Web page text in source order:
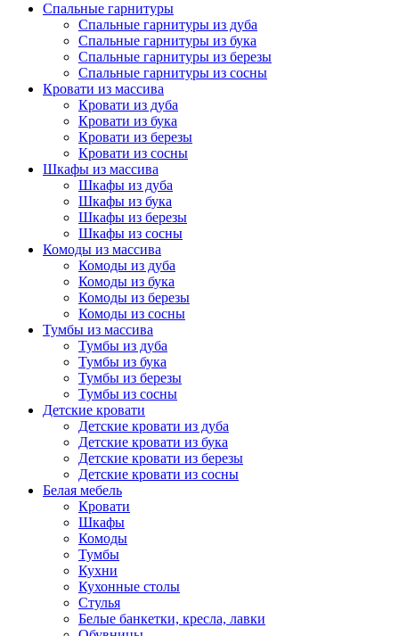
Спальные гарнитуры
Спальные гарнитуры из дуба
Спальные гарнитуры из бука
Спальные гарнитуры из березы
Спальные гарнитуры из сосны
Кровати из массива
Кровати из дуба
Кровати из бука
Кровати из березы
Кровати из сосны
Шкафы из массива
Шкафы из дуба
Шкафы из бука
Шкафы из березы
Шкафы из сосны
Комоды из массива
Комоды из дуба
Комоды из бука
Комоды из березы
Комоды из сосны
Тумбы из массива
Тумбы из дуба
Тумбы из бука
Тумбы из березы
Тумбы из сосны
Детские кровати
Детские кровати из дуба
Детские кровати из бука
Детские кровати из березы
Детские кровати из сосны
Белая мебель
Кровати
Шкафы
Комоды
Тумбы
Кухни
Кухонные столы
Стулья
Белые банкетки, кресла, лавки